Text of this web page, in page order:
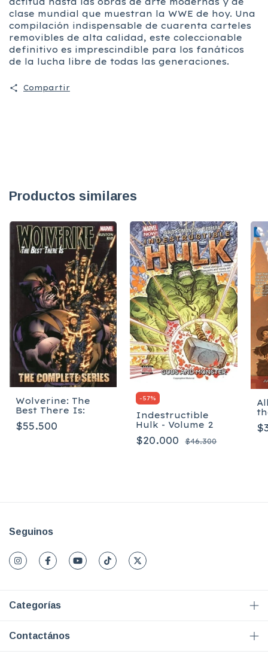
clase mundial que muestran la WWE de hoy. Una
compilación indispensable de cuarenta carteles
removibles de alta calidad, este coleccionable
definitivo es imprescindible para los fanáticos
de la lucha libre de todas las generaciones.
Compartir
Productos similares
Wolverine: The
Best There Is:
$55.500
-57%
Indestructible
Hulk - Volume 2
$20.000 $46.300
-
Seguinos
Categorías
Contactános